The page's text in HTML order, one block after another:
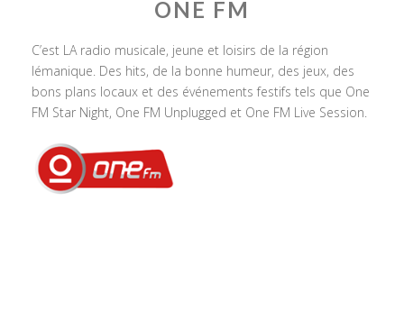
ONE FM
C’est LA radio musicale, jeune et loisirs de la région
lémanique. Des hits, de la bonne humeur, des jeux, des
bons plans locaux et des événements festifs tels que One
FM Star Night, One FM Unplugged et One FM Live Session.